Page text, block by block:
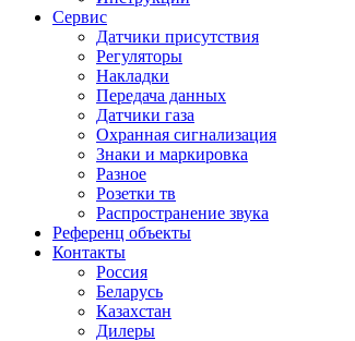
Сервис
Датчики присутствия
Регуляторы
Накладки
Передача данных
Датчики газа
Охранная сигнализация
Знаки и маркировка
Разное
Розетки тв
Распространение звука
Референц объекты
Контакты
Россия
Беларусь
Казахстан
Дилеры